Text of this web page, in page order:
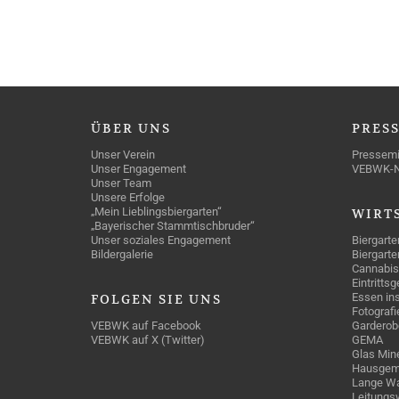
ÜBER UNS
Unser Verein
Unser Engagement
Unser Team
Unsere Erfolge
„Mein Lieblingsbiergarten“
„Bayerischer Stammtischbruder“
Unser soziales Engagement
Bildergalerie
FOLGEN SIE UNS
VEBWK auf Facebook
VEBWK auf X (Twitter)
VEBWK-
Essen
GEMA
Glas
Lange